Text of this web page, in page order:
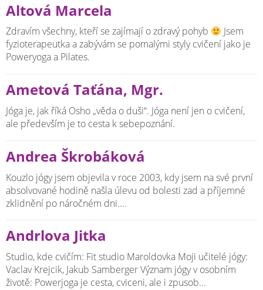
Altová Marcela
Zdravím všechny, kteří se zajímají o zdravý pohyb
Jsem
fyzioterapeutka a zabývám se pomalými styly cvičení jako je
Poweryoga a Pilates.
Ametová Taťána, Mgr.
Jóga je, jak říká Osho „věda o duši“. Jóga není jen o cvičení,
ale především je to cesta k sebepoznání.
Andrea Škrobáková
Kouzlo jógy jsem objevila v roce 2003, kdy jsem na své první
absolvované hodině našla úlevu od bolesti zad a příjemné
zklidnění po náročném dni....
Andrlova Jitka
Studio, kde cvičím: Fit studio Maroldovka Moji učitelé jógy:
Vaclav Krejcik, Jakub Samberger Význam jógy v osobním
životě: Powerjoga je cesta, cviceni, ale i zpusob...